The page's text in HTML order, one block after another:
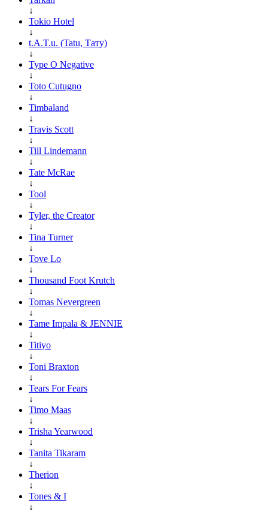
↓
Tokio Hotel
↓
t.A.T.u. (Tatu, Тату)
↓
Type O Negative
↓
Toto Cutugno
↓
Timbaland
↓
Travis Scott
↓
Till Lindemann
↓
Tate McRae
↓
Tool
↓
Tyler, the Creator
↓
Tina Turner
↓
Tove Lo
↓
Thousand Foot Krutch
↓
Tomas Nevergreen
↓
Tame Impala & JENNIE
↓
Titiyo
↓
Toni Braxton
↓
Tears For Fears
↓
Timo Maas
↓
Trisha Yearwood
↓
Tanita Tikaram
↓
Therion
↓
Tones & I
↓